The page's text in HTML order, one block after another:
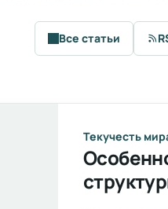
Все статьи
Текучесть